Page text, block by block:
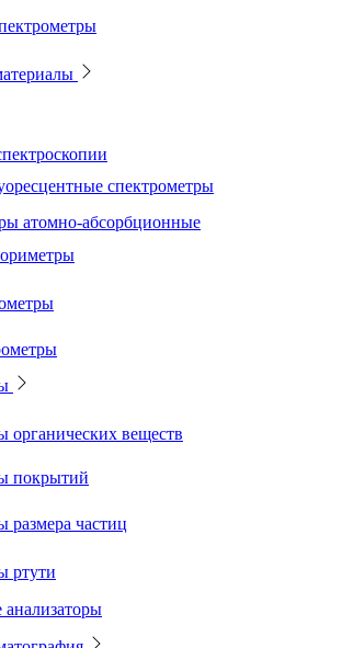
спектрометры
атомно-абсорбционные
органических веществ
покрытий
размера частиц
ртути